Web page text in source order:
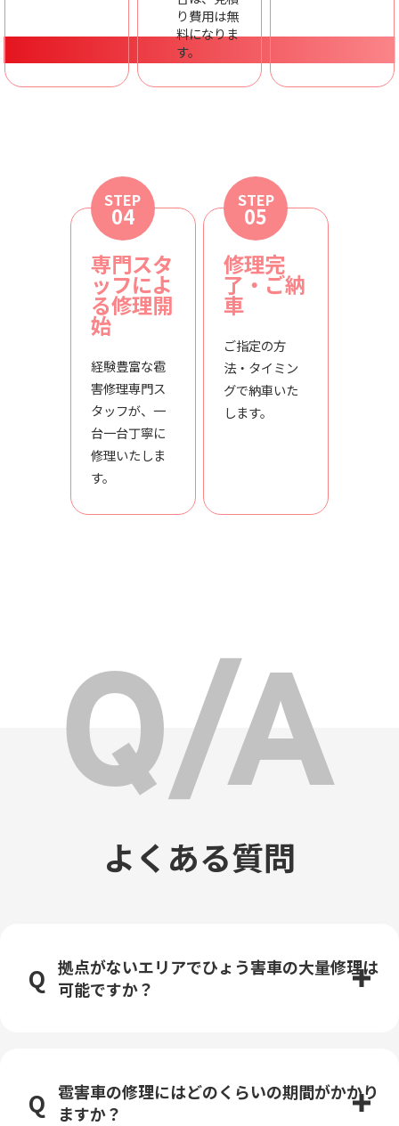
り費用は無
料になりま
す。
STEP
04
専門スタ
ッフによ
る修理開
始
経験豊富な雹
害修理専門ス
タッフが、一
台一台丁寧に
修理いたしま
す。
STEP
05
修理完
了・ご納
車
ご指定の方
法・タイミン
グで納車いた
します。
よくある質問
拠点がないエリアでひょう害車の大量修理は
可能ですか？
雹害車の修理にはどのくらいの期間がかかり
ますか？